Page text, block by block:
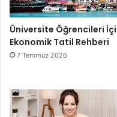
Üniversite Öğrencileri
Ekonomik Tatil Rehberi
7 Temmuz 2026